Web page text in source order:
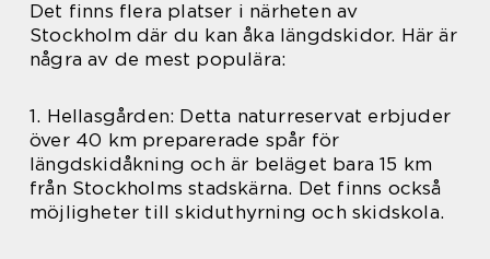
Det finns flera platser i närheten av
Stockholm där du kan åka längdskidor. Här är
några av de mest populära:
1. Hellasgården: Detta naturreservat erbjuder
över 40 km preparerade spår för
längdskidåkning och är beläget bara 15 km
från Stockholms stadskärna. Det finns också
möjligheter till skiduthyrning och skidskola.